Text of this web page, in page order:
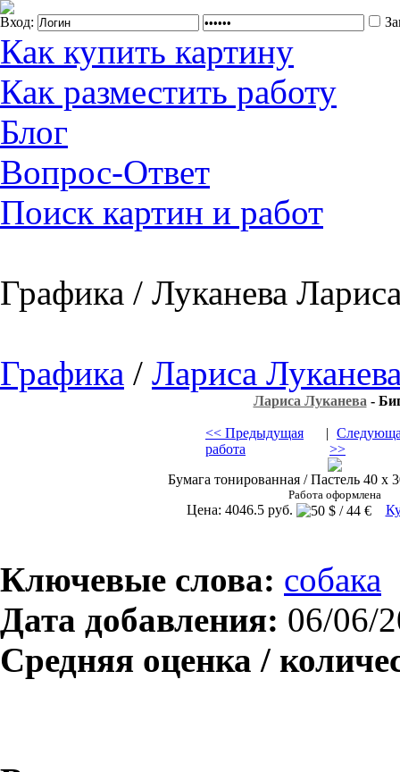
Вход:
Как купить картину
Как разместить работу
Блог
Вопрос-Ответ
Поиск картин и работ
Графика / Луканева
Графика / Лариса
Лариса Луканева -
<< Предыдущая
работа
|
>>
Бумага тонированная / Пастель 40 х
Работа оформлена
Цена: 4046.5 руб.
Ключевые слова: собака
Дата добавления: 06/06/
Средняя оценка /